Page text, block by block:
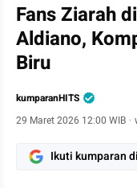
Fans Ziarah
Aldiano,
Biru
kumparanHITS
29 Maret 2026 12:00 WIB ·
Ikuti kumparan